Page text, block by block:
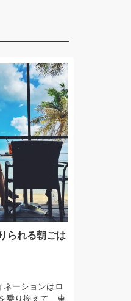
られる朝ごは
ーションはロ
乗り換えて、東